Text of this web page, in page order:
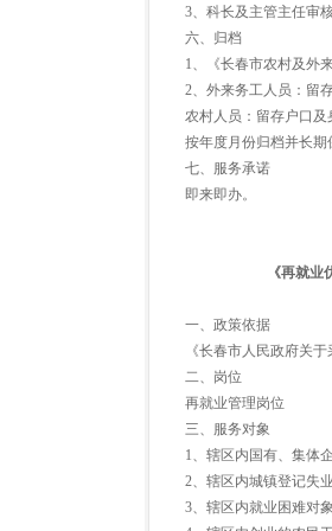
3、科长及主管主任审
六、归档
1、《长春市农村及外
2、外来务工人员：留
农村人员：留存户口及
按年度月份归档并长期
七、服务承诺
即来即办。
《再就业优惠证
一、政策依据
《长春市人民政府关于
二、岗位
再就业管理岗位
三、服务对象
1、辖区内国有、集体
2、辖区内城镇登记失
3、辖区内就业困难对象